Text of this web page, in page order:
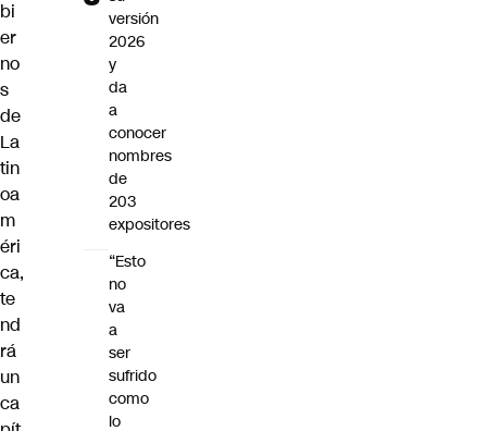
bi
er
no
s
de
La
tin
oa
m
éri
ca,
te
nd
rá
un
ca
versión
2026
y
da
a
conocer
nombres
de
203
expositores
“Esto
no
va
a
ser
sufrido
como
lo